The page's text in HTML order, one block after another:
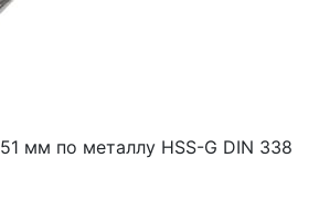
мм по металлу HSS-G DIN 338